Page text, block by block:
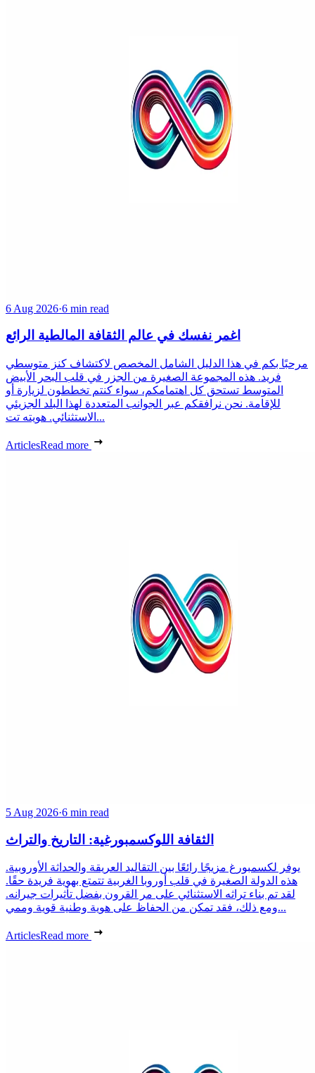
6 Aug 2026·6 min read
اغمر نفسك في عالم الثقافة المالطية الرائع
مرحبًا بكم في هذا الدليل الشامل المخصص لاكتشاف كنز متوسطي
فريد. هذه المجموعة الصغيرة من الجزر في قلب البحر الأبيض
المتوسط تستحق كل اهتمامكم، سواء كنتم تخططون لزيارة أو
للإقامة. نحن نرافقكم عبر الجوانب المتعددة لهذا البلد الجزيئي
الاستثنائي. هويته تت...
ArticlesRead more
5 Aug 2026·6 min read
الثقافة اللوكسمبورغية: التاريخ والتراث
يوفر لكسمبورغ مزيجًا رائعًا بين التقاليد العريقة والحداثة الأوروبية.
هذه الدولة الصغيرة في قلب أوروبا الغربية تتمتع بهوية فريدة حقًا.
لقد تم بناء تراثه الاستثنائي على مر القرون بفضل تأثيرات جيرانه.
ومع ذلك، فقد تمكن من الحفاظ على هوية وطنية قوية وممي...
ArticlesRead more